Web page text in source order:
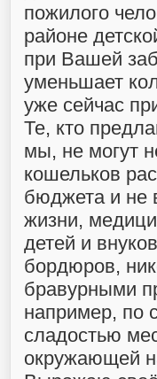
пожилого
районе
при Вашей
уменьшает
уже сейчас
Те, кто
мы, не могут
кошельков
бюджета и не
жизни,
детей и
бордюров,
бравурными
например, по
сладостью
окружающей